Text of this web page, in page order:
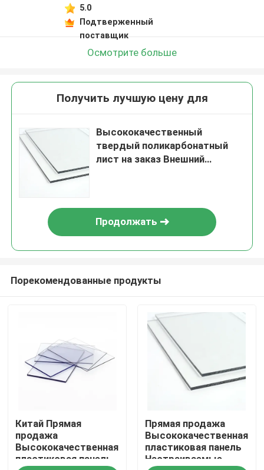
О Компании
Контакты
5.0
Подтверженный
поставщик
Осмотрите больше
Получить лучшую цену для
Высококачественный
твердый поликарбонатный
лист на заказ Внешний
Продолжать
Порекомендованные продукты
Китай Прямая
продажа
Высококачественная
пластиковая панель
Прямая продажа
Высококачественная
пластиковая панель
Настраиваемые